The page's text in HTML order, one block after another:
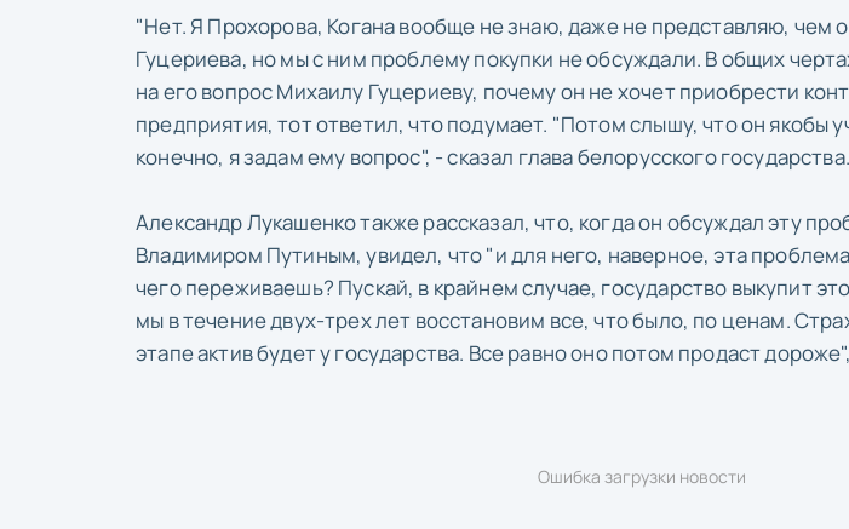
"Нет. Я Прохорова, Когана вообще не знаю, даже не представляю, чем
Гуцериева, но мы с ним проблему покупки не обсуждали. В общих
на его вопрос Михаилу Гуцериеву, почему он не хочет приобрести
предприятия, тот ответил, что подумает. "Потом слышу, что он якобы
конечно, я задам ему вопрос", - сказал глава белорусского государства.
Александр Лукашенко также рассказал, что, когда он обсуждал эту
Владимиром Путиным, увидел, что "и для него, наверное, эта
чего переживаешь? Пускай, в крайнем случае, государство выкупит
мы в течение двух-трех лет восстановим все, что было, по ценам.
этапе актив будет у государства. Все равно оно потом продаст
Ошибка загрузки новости